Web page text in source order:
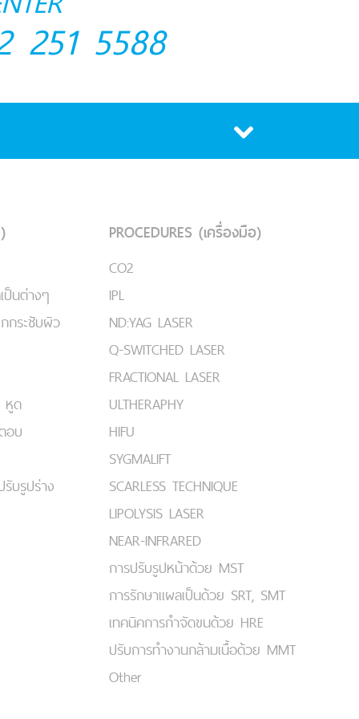
251 5588
นต่างๆ
ระชับผิว
หูด
อบ
บรูปร่าง
PROCEDURES (เครื่องมือ)
CO2
IPL
ND:YAG LASER
Q-SWITCHED LASER
FRACTIONAL LASER
ULTHERAPHY
HIFU
SYGMALIFT
SCARLESS TECHNIQUE
LIPOLYSIS LASER
NEAR-INFRARED
การปรับรูปหน้าด้วย MST
การรักษาแผลเป็นด้วย SRT, SMT
เทคนิคการกำจัดขนด้วย HRE
ปรับการทำงานกล้ามเนื้อด้วย MMT
Other